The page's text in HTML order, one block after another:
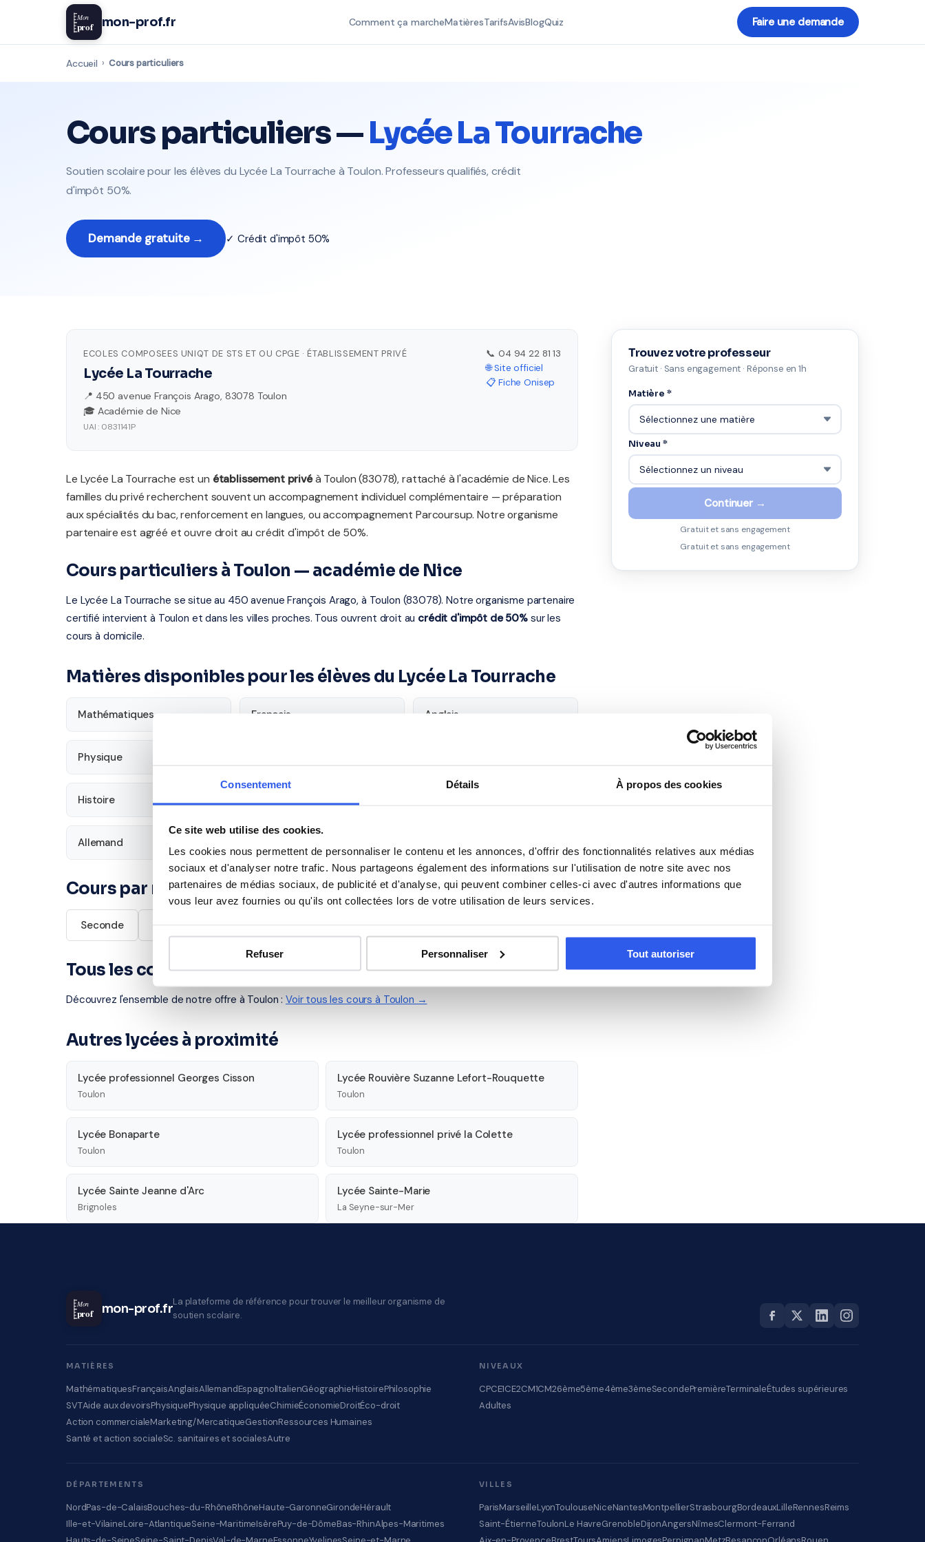
Consentement Détails À propos des cookies
Ce site web utilise des cookies.
Les cookies nous permettent de personnaliser le contenu et les annonces, d'offrir des fonctionnalités relatives aux médias
sociaux et d'analyser notre trafic. Nous partageons également des informations sur l'utilisation de notre site avec nos
partenaires de médias sociaux, de publicité et d'analyse, qui peuvent combiner celles-ci avec d'autres informations que
vous leur avez fournies ou qu'ils ont collectées lors de votre utilisation de leurs services.
Refuser Personnaliser Tout autoriser
Mon
prof mon-prof.fr Comment ça marcheMatièresTarifsAvisBlogQuiz Faire une demande
Accueil › Cours particuliers
Cours particuliers —Lycée La Tourrache
Soutien scolaire pour les élèves du Lycée La Tourrache à Toulon. Professeurs qualifiés, crédit
d'impôt 50%.
Demande gratuite → ✓ Crédit d'impôt 50%
ECOLES COMPOSEES UNIQT DE STS ET OU CPGE · ÉTABLISSEMENT PRIVÉ
Lycée La Tourrache
📍 450 avenue François Arago, 83078 Toulon
🎓 Académie de Nice
UAI : 0831141P
📞 04 94 22 81 13
🌐 Site officiel
📋 Fiche Onisep
Le Lycée La Tourrache est un établissement privéà Toulon (83078), rattaché à l'académie de Nice. Les
familles du privé recherchent souvent un accompagnement individuel complémentaire — préparation
aux spécialités du bac, renforcement en langues, ou accompagnement Parcoursup. Notre organisme
partenaire est agréé et ouvre droit au crédit d'impôt de 50%.
Cours particuliers à Toulon — académie de Nice
Le Lycée La Tourrache se situe au 450 avenue François Arago, à Toulon (83078). Notre organisme partenaire
certifié intervient à Toulon et dans les villes proches. Tous ouvrent droit au crédit d'impôt de 50% sur les
cours à domicile.
Matières disponibles pour les élèves du Lycée La Tourrache
Mathématiques Français Anglais
Physique
Histoire Économie
Allemand
Cours par niveau
Seconde
Tous les cours particuliers à Toulon
Découvrez l'ensemble de notre offre à Toulon : Voir tous les cours à Toulon →
Autres lycées à proximité
Lycée professionnel Georges Cisson
Toulon
Lycée Rouvière Suzanne Lefort-Rouquette
Toulon
Lycée Bonaparte
Toulon
Lycée professionnel privé la Colette
Toulon
Lycée Sainte Jeanne d'Arc
Brignoles
Lycée Sainte-Marie
La Seyne-sur-Mer
Trouvez votre professeur
Gratuit · Sans engagement · Réponse en 1h
Matière *
Niveau *
Continuer →
Gratuit et sans engagement
Gratuit et sans engagement
Mon
prof mon-prof.frLa plateforme de référence pour trouver le meilleur organisme de
soutien scolaire.
MATIÈRES
MathématiquesFrançaisAnglaisAllemandEspagnolItalienGéographieHistoirePhilosophie
SVTAide aux devoirsPhysiquePhysique appliquéeChimieÉconomieDroitÉco-droit
Action commercialeMarketing/MercatiqueGestionRessources Humaines
Santé et action socialeSc. sanitaires et socialesAutre
NIVEAUX
CPCE1CE2CM1CM26ème5ème4ème3èmeSecondePremièreTerminaleÉtudes supérieures
Adultes
DÉPARTEMENTS
NordPas-de-CalaisBouches-du-RhôneRhôneHaute-GaronneGirondeHérault
Ille-et-VilaineLoire-AtlantiqueSeine-MaritimeIsèrePuy-de-DômeBas-RhinAlpes-Maritimes
VILLES
ParisMarseilleLyonToulouseNiceNantesMontpellierStrasbourgBordeauxLilleRennesReims
Saint-ÉtienneToulonLe HavreGrenobleDijonAngersNîmesClermont-Ferrand